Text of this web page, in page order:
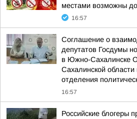
местами возможны
16:57
Соглашение о
депутатов Госдумы
в Южно-Сахалинске
Сахалинской
отделения
16:57
Российские блогеры